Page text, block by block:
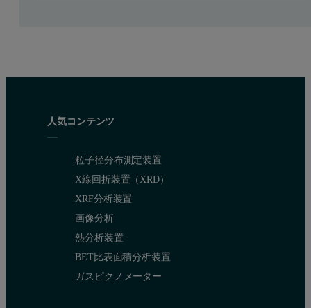
人気コンテンツ
粒子径分布測定装置
X線回折装置（XRD）
XRF分析装置
画像分析
熱分析装置
BET比表面積分析装置
ガスピクノメーター